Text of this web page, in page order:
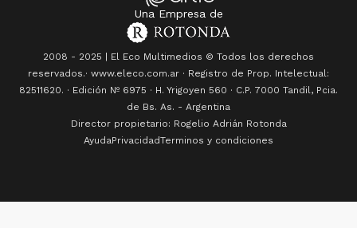
Una Empresa de
2008 - 2025 | El Eco Multimedios © Todos los derechos
reservados.· www.eleco.com.ar · Registro de Prop. Intelectual:
82511620. · Edición Nº 6975 · H. Yrigoyen 560 · C.P. 7000 Tandil, Pcia.
de Bs. As. - Argentina
Director propietario: Rogelio Adrián Rotonda
AyudaPrivacidadTerminos y condiciones